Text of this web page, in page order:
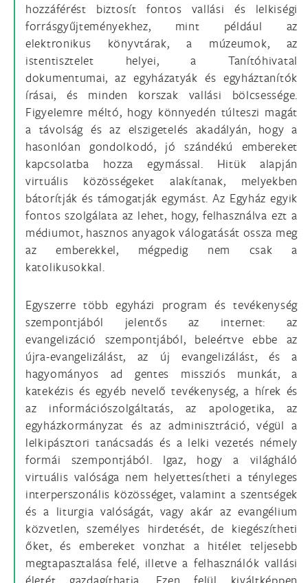
hozzáférést biztosít fontos vallási és lelkiségi
forrásgyűjteményekhez, mint például az
elektronikus könyvtárak, a múzeumok, az
istentisztelet helyei, a Tanítóhivatal
dokumentumai, az egyházatyák és egyháztanítók
írásai, és minden korszak vallási bölcsessége.
Figyelemre méltó, hogy könnyedén túlteszi magát
a távolság és az elszigetelés akadályán, hogy a
hasonlóan gondolkodó, jó szándékú embereket
kapcsolatba hozza egymással. Hitük alapján
virtuális közösségeket alakítanak, melyekben
bátorítják és támogatják egymást. Az Egyház egyik
fontos szolgálata az lehet, hogy, felhasználva ezt a
médiumot, hasznos anyagok válogatását ossza meg
az emberekkel, mégpedig nem csak a
katolikusokkal.
Egyszerre több egyházi program és tevékenység
szempontjából jelentős az internet: az
evangelizáció szempontjából, beleértve ebbe az
újra-evangelizálást, az új evangelizálást, és a
hagyományos ad gentes missziós munkát, a
katekézis és egyéb nevelő tevékenység, a hírek és
az információszolgáltatás, az apologetika, az
egyházkormányzat és az adminisztráció, végül a
lelkipásztori tanácsadás és a lelki vezetés némely
formái szempontjából. Igaz, hogy a világháló
virtuális valósága nem helyettesítheti a tényleges
interperszonális közösséget, valamint a szentségek
és a liturgia valóságát, vagy akár az evangélium
közvetlen, személyes hirdetését, de kiegészítheti
őket, és embereket vonzhat a hitélet teljesebb
megtapasztalása felé, illetve a felhasználók vallási